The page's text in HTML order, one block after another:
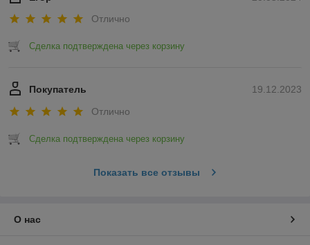
трансформируются в необходимые для выживания изделия.
Они обеспечивают не только комфорт и защиту от внешней
нового поколения, но и снижают видимость человека в
Отлично
Сделка подтверждена через корзину
19.12.2023
Покупатель
Отлично
Сделка подтверждена через корзину
Показать все отзывы
О нас